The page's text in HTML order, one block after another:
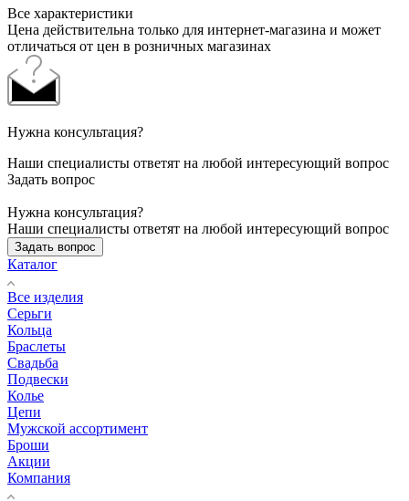
Все характеристики
Цена действительна только для интернет-магазина и может
отличаться от цен в розничных магазинах
Нужна консультация?
Наши специалисты ответят на любой интересующий вопрос
Задать вопрос
Нужна консультация?
Наши специалисты ответят на любой интересующий вопрос
Задать вопрос
Каталог
Все изделия
Серьги
Кольца
Браслеты
Свадьба
Подвески
Колье
Цепи
Мужской ассортимент
Броши
Акции
Компания